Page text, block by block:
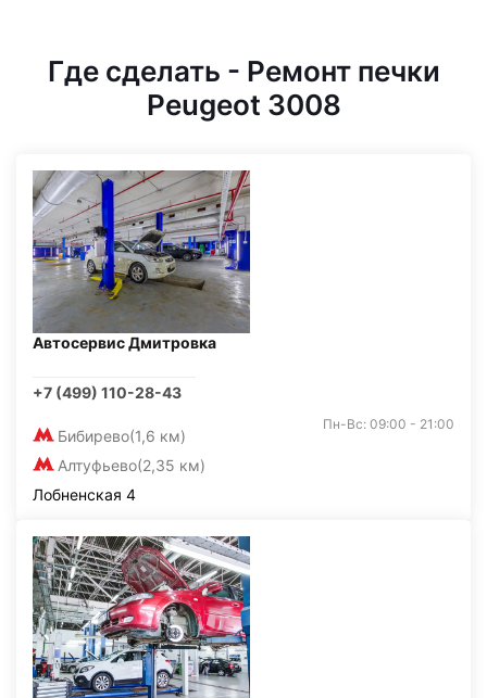
Где сделать - Ремонт печки
Peugeot 3008
Автосервис Дмитровка
+7 (499) 110-28-43
Бибирево(1,6 км)
Алтуфьево(2,35 км)
Пн-Вс: 09:00 - 21:00
Лобненская 4